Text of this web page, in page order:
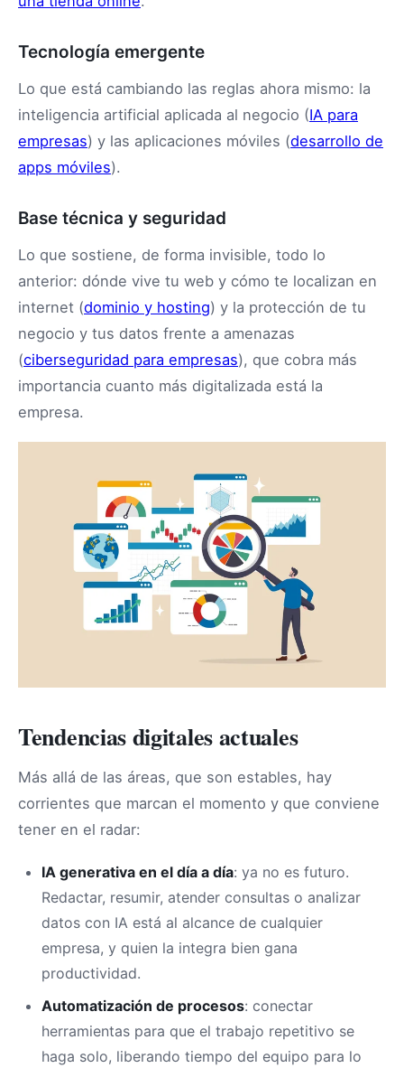
Tecnología emergente
Lo que está cambiando las reglas ahora mismo: la
inteligencia artificial aplicada al negocio (IA para
empresas) y las aplicaciones móviles (desarrollo de
apps móviles).
Base técnica y seguridad
Lo que sostiene, de forma invisible, todo lo
anterior: dónde vive tu web y cómo te localizan en
internet (dominio y hosting) y la protección de tu
negocio y tus datos frente a amenazas
(ciberseguridad para empresas), que cobra más
importancia cuanto más digitalizada está la
empresa.
Tendencias digitales actuales
Más allá de las áreas, que son estables, hay
corrientes que marcan el momento y que conviene
tener en el radar:
IA generativa en el día a día: ya no es futuro.
Redactar, resumir, atender consultas o analizar
datos con IA está al alcance de cualquier
empresa, y quien la integra bien gana
productividad.
Automatización de procesos: conectar
herramientas para que el trabajo repetitivo se
haga solo, liberando tiempo del equipo para lo